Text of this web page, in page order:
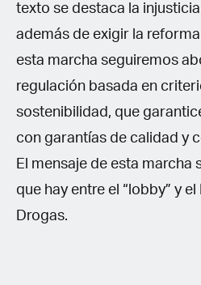
texto se destaca la
además de exigir la
esta marcha seguiremos
regulación basada en
sostenibilidad, que
con garantías de calidad y
El mensaje de esta marcha
que hay entre el “lobby” y
Drogas.